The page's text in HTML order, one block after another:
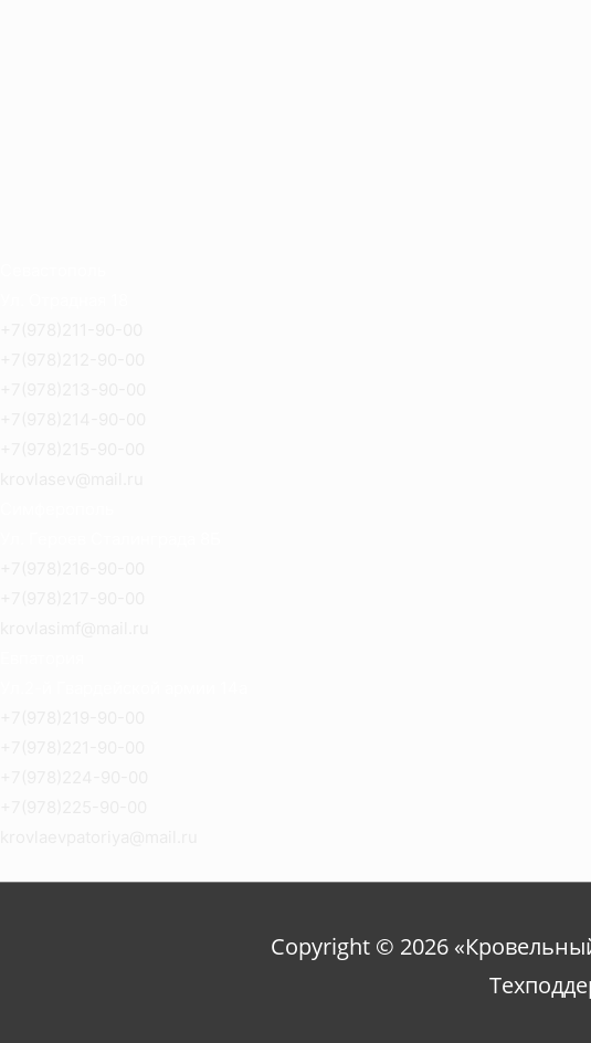
Copyright © 2026